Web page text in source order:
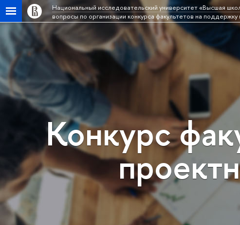
Национальный исследовательский университет «Высшая
вопросы по организации конкурса факультетов на
Конкурс